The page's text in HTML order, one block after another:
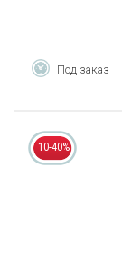
Под заказ
10-40%